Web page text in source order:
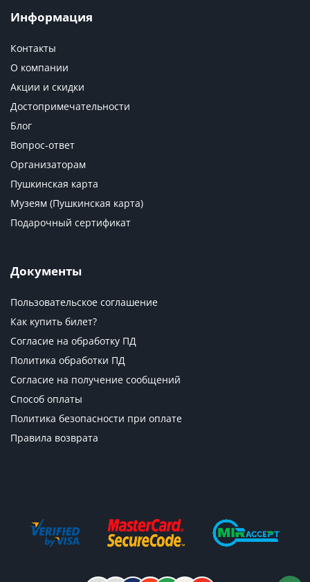
Информация
Контакты
О компании
Акции и скидки
Достопримечательности
Блог
Вопрос-ответ
Организаторам
Пушкинская карта
Музеям (Пушкинская карта)
Подарочный сертификат
Документы
Пользовательское соглашение
Как купить билет?
Согласие на обработку ПД
Политика обработки ПД
Согласие на получение сообщений
Способ оплаты
Политика безопасности при оплате
Правила возврата